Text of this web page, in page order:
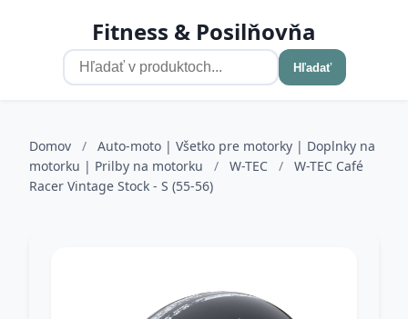
Fitness & Posilňovňa
Hľadať
Domov /
Auto-moto | Všetko pre motorky | Doplnky na
motorku | Prilby na motorku
/ W-TEC /
W-TEC Café
Racer Vintage Stock - S (55-56)